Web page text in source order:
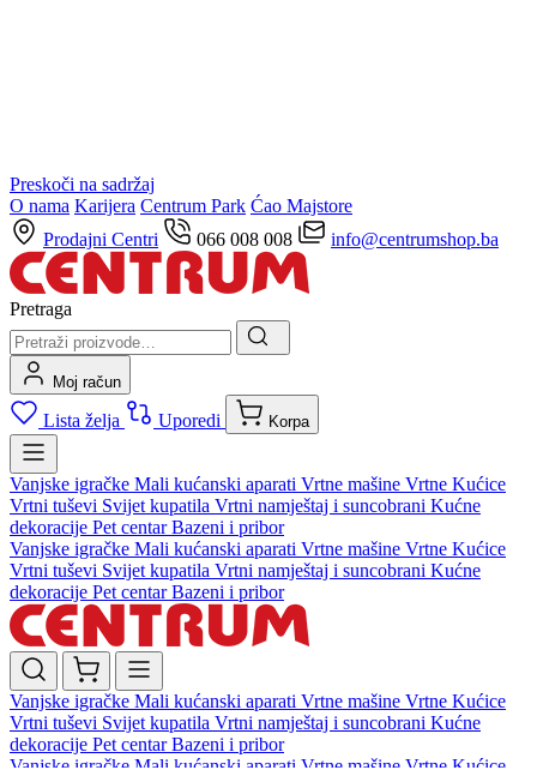
Preskoči na sadržaj
O nama Karijera Centrum Park Ćao Majstore
Prodajni Centri
066 008 008 info@centrumshop.ba
Pretraga
Moj račun
Lista želja Uporedi Korpa
Vanjske igračke Mali kućanski aparati Vrtne mašine Vrtne Kućice
Vrtni tuševi Svijet kupatila Vrtni namještaj i suncobrani Kućne
dekoracije Pet centarBazeni i pribor
Vanjske igračke Mali kućanski aparati Vrtne mašine Vrtne Kućice
Vrtni tuševi Svijet kupatila Vrtni namještaj i suncobrani Kućne
dekoracije Pet centarBazeni i pribor
Vanjske igračke Mali kućanski aparati Vrtne mašine Vrtne Kućice
Vrtni tuševi Svijet kupatila Vrtni namještaj i suncobrani Kućne
dekoracije Pet centarBazeni i pribor
Vanjske igračke Mali kućanski aparati Vrtne mašine Vrtne Kućice